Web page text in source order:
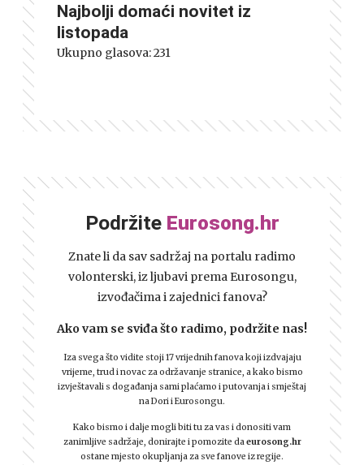
Najbolji domaći novitet iz
listopada
Ukupno glasova:231
Podržite Eurosong.hr
Znate li da sav sadržaj na portalu radimo
volonterski, iz ljubavi prema Eurosongu,
izvođačima i zajednici fanova?
Ako vam se sviđa što radimo, podržite nas!
Iza svega što vidite stoji 17 vrijednih fanova koji izdvajaju
vrijeme, trud i novac za održavanje stranice, a kako bismo
izvještavali s događanja sami plaćamo i putovanja i smještaj
na Dori i Eurosongu.
Kako bismo i dalje mogli biti tu za vas i donositi vam
zanimljive sadržaje, donirajte i pomozite da eurosong.hr
ostane mjesto okupljanja za sve fanove iz regije.